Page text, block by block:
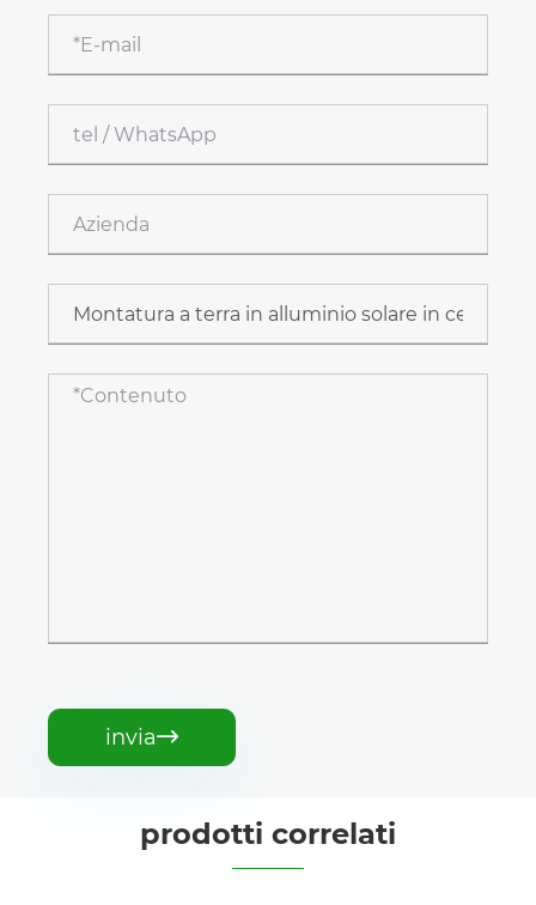
invia
prodotti correlati